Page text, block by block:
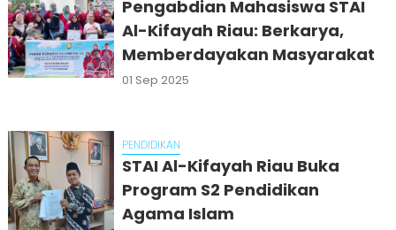
Pengabdian Mahasiswa STAI
Al-Kifayah Riau: Berkarya,
Memberdayakan Masyarakat
01 Sep 2025
PENDIDIKAN
STAI Al-Kifayah Riau Buka
Program S2 Pendidikan
Agama Islam